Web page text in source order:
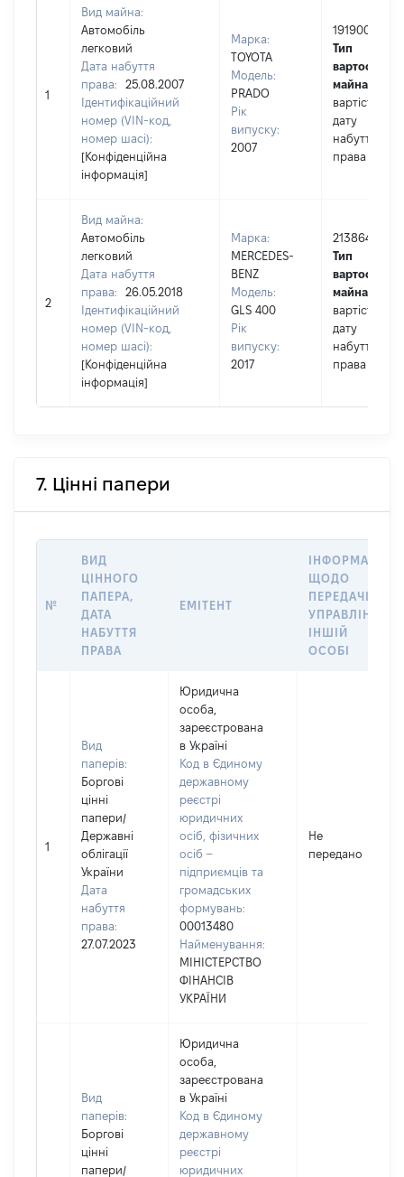
1
Вид майна:
Автомобіль
легковий
Дата набуття
права:
25.08.2007
Ідентифікаційний
номер (VIN-код,
номер шасі):
[Конфіденційна
інформація]
Марка:
TOYOTA
Модель:
PRADO
Рік
випуску:
2007
191900
Тип
вартості
майна:
вартість на
дату
набуття
права
2
Вид майна:
Автомобіль
легковий
Дата набуття
права:
26.05.2018
Ідентифікаційний
номер (VIN-код,
номер шасі):
[Конфіденційна
інформація]
Марка:
MERCEDES-
BENZ
Модель:
GLS 400
Рік
випуску:
2017
2138646
Тип
вартості
майна:
вартість на
дату
набуття
права
7. Цінні папери
№
ВИД
ЦІННОГО
ПАПЕРА,
ДАТА
НАБУТТЯ
ПРАВА
ЕМІТЕНТ
ІНФОРМАЦІЯ
ЩОДО
ПЕРЕДАЧІ В
УПРАВЛІННЯ
ІНШІЙ
ОСОБІ
1
Вид
паперів:
Боргові
цінні
папери/
Державні
облігації
України
Дата
набуття
права:
27.07.2023
Юридична
особа,
зареєстрована
в Україні
Код в Єдиному
державному
реєстрі
юридичних
осіб, фізичних
осіб –
підприємців та
громадських
формувань:
00013480
Найменування:
МІНІСТЕРСТВО
ФІНАНСІВ
УКРАЇНИ
Не
передано
Вид
паперів:
Боргові
цінні
папери/
Юридична
особа,
зареєстрована
в Україні
Код в Єдиному
державному
реєстрі
юридичних